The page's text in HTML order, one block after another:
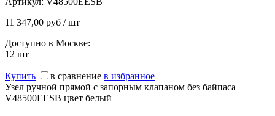
11 347,00 руб / шт
Доступно в Москве:
12 шт
Купить в сравнение в избранное
Узел ручной прямой с запорным клапаном без байпаса
V48500EESB цвет белый